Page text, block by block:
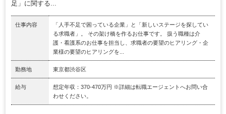
足」に関する...
仕事内容
「人手不足で困っている企業」と「新しいステージを探してい
る求職者」。 その架け橋を作るお仕事です。 扱う職種は介
護・看護系のお仕事を担当し、求職者の要望のヒアリング・企
業様の要望のヒアリングを...
勤務地 東京都渋谷区
給与
想定年収：370-470万円 ※詳細は転職エージェントへお問い合
わせください。